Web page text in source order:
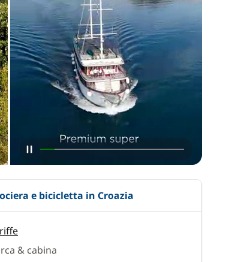
e bicicletta in Croazia
& cabina